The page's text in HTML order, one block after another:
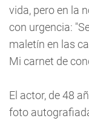
vida, pero en la
con urgencia:
maletín en las
Mi carnet de
El actor, de 48
foto